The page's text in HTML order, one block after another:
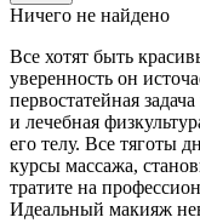
Ничего не найдено
Все хотят быть
уверенность он
первостатейная
и лечебная
его телу. Все тяготы
курсы массажа,
тратите на
Идеальный макияж